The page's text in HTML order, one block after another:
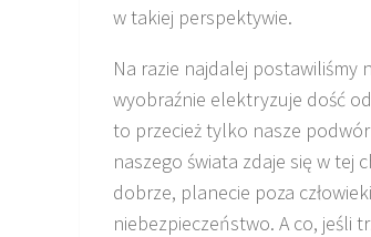
w takiej perspektywie.
Na razie najdalej postawiliśmy
wyobraźnie elektryzuje dość
to przecież tylko nasze
naszego świata zdaje się w tej
dobrze, planecie poza
niebezpieczeństwo. A co, jeśli